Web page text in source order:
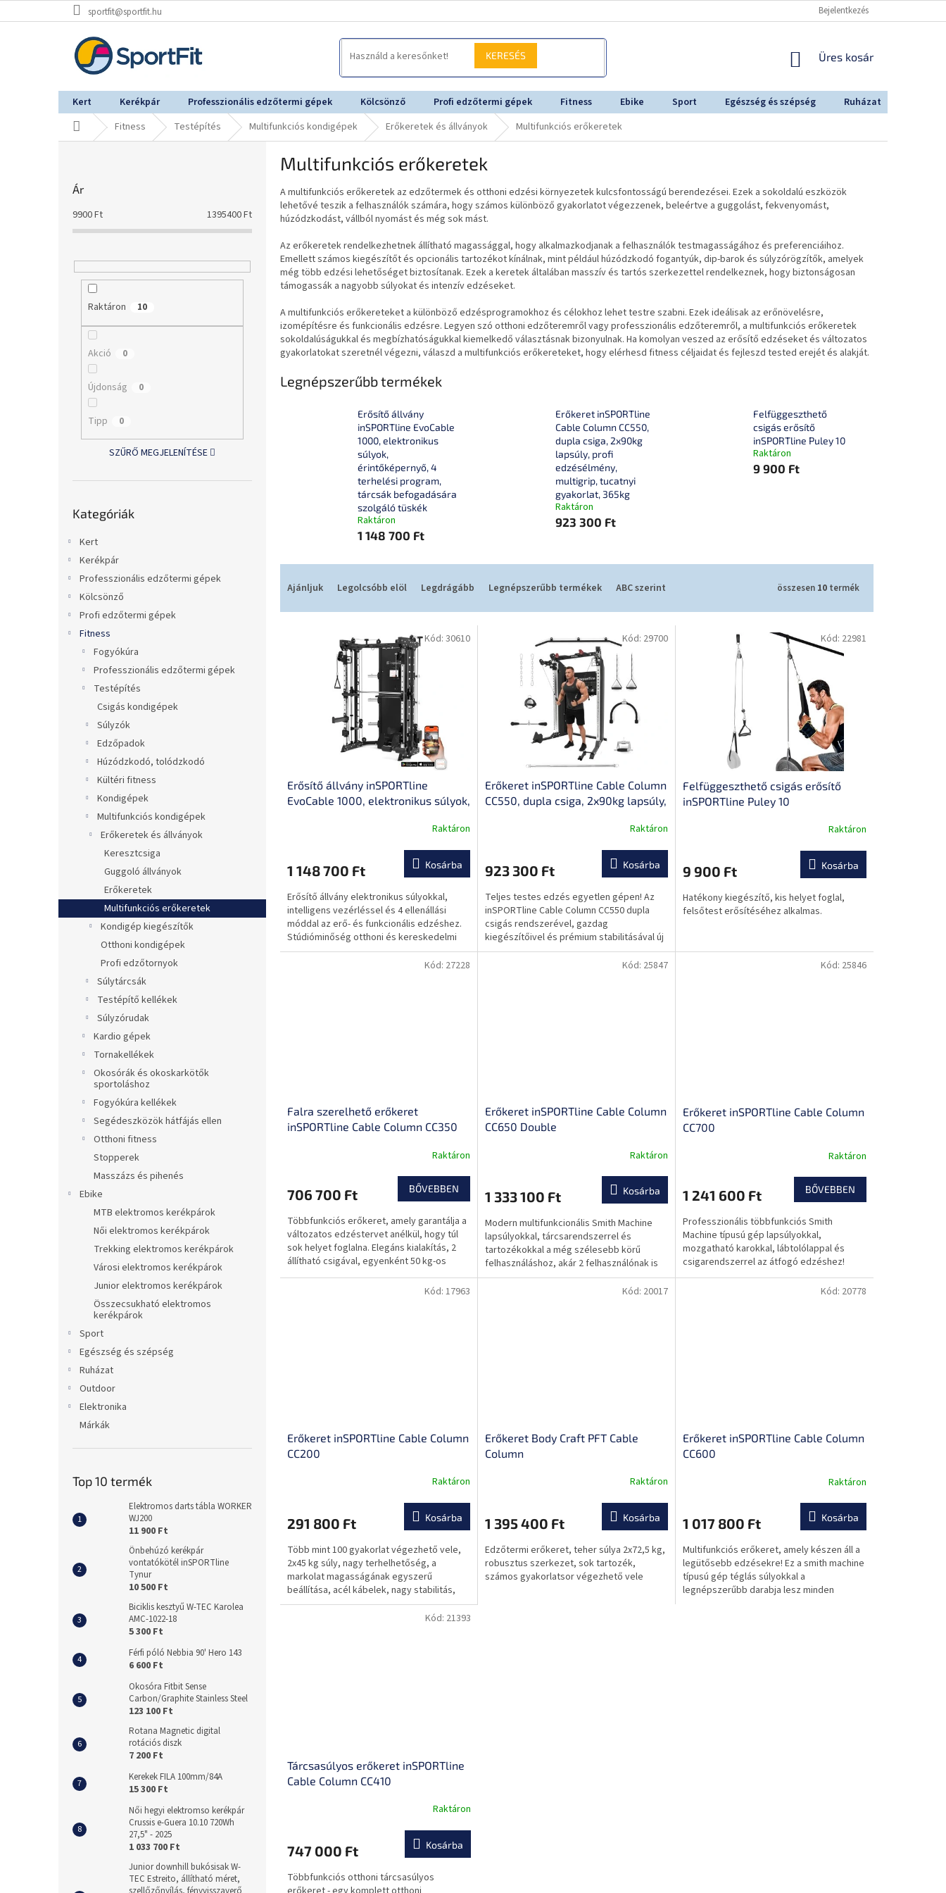
a
sportfit@sportfit.hu Bejelentkezés
KERESÉS KOSÁR
Üres kosár
Kert Kerékpár Professzionális edzőtermi gépek Kölcsönző Profi edzőtermi gépek Fitness Ebike Sport Egészség és szépség Ruházat
KezdőlapFitness Testépítés Multifunkciós kondigépek Erőkeretek és állványok Multifunkciós erőkeretek
Ár
9900Ft 1395400Ft
Raktáron 10
Akció 0
Újdonság 0
Tipp 0
SZŰRŐ MEGJELENÍTÉSE
átugrása
Kategóriák
Kert
Kerékpár
Professzionális edzőtermi gépek
Kölcsönző
Profi edzőtermi gépek
Fitness
Fogyókúra
Professzionális edzőtermi gépek
Testépítés
Csigás kondigépek
Súlyzók
Edzőpadok
Húzódzkodó, tolódzkodó
Kültéri fitness
Kondigépek
Multifunkciós kondigépek
Erőkeretek és állványok
Keresztcsiga
Guggoló állványok
Erőkeretek
Multifunkciós erőkeretek
Kondigép kiegészítők
Otthoni kondigépek
Profi edzőtornyok
Súlytárcsák
Testépítő kellékek
Súlyzórudak
Kardio gépek
Tornakellékek
Okosórák és okoskarkötők
sportoláshoz
Fogyókúra kellékek
Segédeszközök hátfájás ellen
Otthoni fitness
Stopperek
Masszázs és pihenés
Ebike
MTB elektromos kerékpárok
Női elektromos kerékpárok
Trekking elektromos kerékpárok
Városi elektromos kerékpárok
Junior elektromos kerékpárok
Összecsukható elektromos
kerékpárok
Sport
Egészség és szépség
Ruházat
Outdoor
Elektronika
Márkák
Top 10 termék
Elektromos darts tábla WORKER
WJ200
11 900 Ft
Önbehúzó kerékpár
vontatókötél inSPORTline
Tynur
10 500 Ft
Biciklis kesztyű W-TEC Karolea
AMC-1022-18
5 300 Ft
Férfi póló Nebbia 90' Hero 143
6 600 Ft
Okosóra Fitbit Sense
Carbon/Graphite Stainless Steel
123 100 Ft
Rotana Magnetic digital
rotációs diszk
7 200 Ft
Kerekek FILA 100mm/84A
15 300 Ft
Női hegyi elektromso kerékpár
Crussis e-Guera 10.10 720Wh
27,5" - 2025
1 033 700 Ft
Junior downhill bukósisak W-
TEC Estreito, állítható méret,
Multifunkciós erőkeretek
A multifunkciós erőkeretek az edzőtermek és otthoni edzési környezetek kulcsfontosságú berendezései. Ezek a sokoldalú eszközök
lehetővé teszik a felhasználók számára, hogy számos különböző gyakorlatot végezzenek, beleértve a guggolást, fekvenyomást,
húzódzkodást, vállból nyomást és még sok mást.
Az erőkeretek rendelkezhetnek állítható magassággal, hogy alkalmazkodjanak a felhasználók testmagasságához és preferenciáihoz.
Emellett számos kiegészítőt és opcionális tartozékot kínálnak, mint például húzódzkodó fogantyúk, dip-barok és súlyzórögzítők, amelyek
még több edzési lehetőséget biztosítanak. Ezek a keretek általában masszív és tartós szerkezettel rendelkeznek, hogy biztonságosan
támogassák a nagyobb súlyokat és intenzív edzéseket.
A multifunkciós erőkereteket a különböző edzésprogramokhoz és célokhoz lehet testre szabni. Ezek ideálisak az erőnövelésre,
izomépítésre és funkcionális edzésre. Legyen szó otthoni edzőteremről vagy professzionális edzőteremről, a multifunkciós erőkeretek
sokoldalúságukkal és megbízhatóságukkal kiemelkedő választásnak bizonyulnak. Ha komolyan veszed az erősítő edzéseket és változatos
gyakorlatokat szeretnél végezni, válaszd a multifunkciós erőkereteket, hogy elérhesd fitness céljaidat és fejleszd tested erejét és alakját.
Legnépszerűbb termékek
Erősítő állvány
inSPORTline EvoCable
1000, elektronikus
súlyok,
érintőképernyő, 4
terhelési program,
tárcsák befogadására
szolgáló tüskék
Raktáron
1 148 700 Ft
Erőkeret inSPORTline
Cable Column CC550,
dupla csiga, 2x90kg
lapsúly, profi
edzésélmény,
multigrip, tucatnyi
gyakorlat, 365kg
Raktáron
923 300 Ft
Felfüggeszthető
csigás erősítő
inSPORTline Puley 10
Raktáron
9 900 Ft
Ajánljuk Legolcsóbb elöl Legdrágább Legnépszerűbb termékek ABC szerint összesen 10 termék
Erősítő állvány inSPORTline
EvoCable 1000, elektronikus súlyok,
program, tárcsák befogadásáraRaktáron
1 148 700 Ft Kosárba
Erősítő állvány elektronikus súlyokkal,
intelligens vezérléssel és 4 ellenállási
móddal az erő- és funkcionális edzéshez.
Stúdióminőség otthoni és kereskedelmi
használatra.
Kód: 30610
Erőkeret inSPORTline Cable Column
CC550, dupla csiga, 2x90kg lapsúly,
Raktáron
923 300 Ft Kosárba
Teljes testes edzés egyetlen gépen! Az
inSPORTline Cable Column CC550 dupla
csigás rendszerével, gazdag
kiegészítőivel és prémium stabilitásával új
szintre emeli az edzésélményt...
Kód: 29700
Felfüggeszthető csigás erősítő
inSPORTline Puley 10
Raktáron
9 900 Ft Kosárba
Hatékony kiegészítő, kis helyet foglal,
felsőtest erősítéséhez alkalmas.
Kód: 22981
Falra szerelhető erőkeret
inSPORTline Cable Column CC350
Raktáron
706 700 Ft BŐVEBBEN
Többfunkciós erőkeret, amely garantálja a
változatos edzéstervet anélkül, hogy túl
sok helyet foglalna. Elegáns kialakítás, 2
állítható csigával, egyenként 50 kg-os
behúzható...
Kód: 27228
Erőkeret inSPORTline Cable Column
CC650 Double
Raktáron
1 333 100 Ft Kosárba
Modern multifunkcionális Smith Machine
lapsúlyokkal, tárcsarendszerrel és
tartozékokkal a még szélesebb körű
felhasználáshoz, akár 2 felhasználónak is
egyszerre!
Kód: 25847
Erőkeret inSPORTline Cable Column
CC700
Raktáron
1 241 600 Ft BŐVEBBEN
Professzionális többfunkciós Smith
Machine típusú gép lapsúlyokkal,
mozgatható karokkal, lábtolólappal és
csigarendszerrel az átfogó edzéshez!
Kód: 25846
Erőkeret inSPORTline Cable Column
CC200
Raktáron
291 800 Ft Kosárba
Több mint 100 gyakorlat végezhető vele,
2x45 kg súly, nagy terhelhetőség, a
markolat magasságának egyszerű
beállítása, acél kábelek, nagy stabilitás,
70x30 mm vázprofil
Kód: 17963
Erőkeret Body Craft PFT Cable
Column
Raktáron
1 395 400 Ft Kosárba
Edzőtermi erőkeret, teher súlya 2x72,5 kg,
robusztus szerkezet, sok tartozék,
számos gyakorlatsor végezhető vele
Kód: 20017
Erőkeret inSPORTline Cable Column
CC600
Raktáron
1 017 800 Ft Kosárba
Multifunkciós erőkeret, amely készen áll a
legütősebb edzésekre! Ez a smith machine
típusú gép téglás súlyokkal a
legnépszerűbb darabja lesz minden
Kód: 20778
Tárcsasúlyos erőkeret inSPORTline
Cable Column CC410
Raktáron
747 000 Ft Kosárba
Többfunkciós otthoni tárcsasúlyos
Kód: 21393